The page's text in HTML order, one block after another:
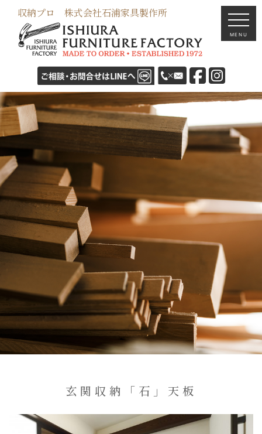
収納プロ 株式会社石浦家具製作所
MENU
玄関収納「石」天板